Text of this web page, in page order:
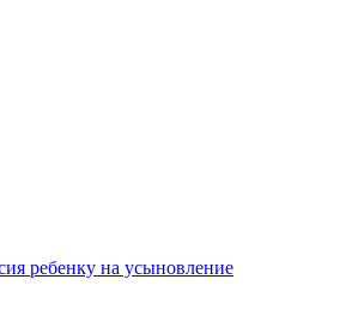
ребенку на усыновление